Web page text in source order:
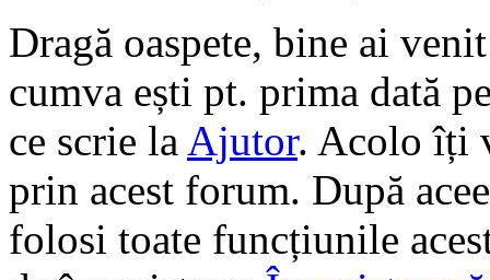
Dragă oaspete, bine ai
cumva ești pt. prima dată
ce scrie la Ajutor. Acolo îți
prin acest forum. După
folosi toate funcțiunile